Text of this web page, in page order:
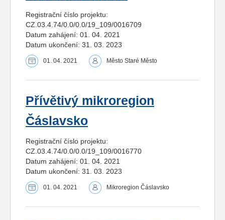
Registrační číslo projektu:
CZ.03.4.74/0.0/0.0/19_109/0016709
Datum zahájení: 01. 04. 2021
Datum ukončení: 31. 03. 2023
01. 04. 2021 Město Staré Město
Přívětivý mikroregion
Čáslavsko
Registrační číslo projektu:
CZ.03.4.74/0.0/0.0/19_109/0016770
Datum zahájení: 01. 04. 2021
Datum ukončení: 31. 03. 2023
01. 04. 2021 Mikroregion Čáslavsko